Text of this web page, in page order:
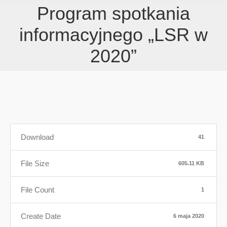
Program spotkania
informacyjnego „LSR w
2020”
Download 41
File Size 605.11 KB
File Count 1
Create Date 6 maja 2020